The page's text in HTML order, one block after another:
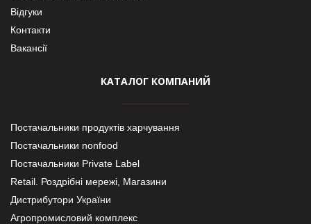
Відгуки
Контакти
Вакансії
КАТАЛОГ КОМПАНИЙ
Постачальники продуктів харчування
Постачальники nonfood
Постачальники Private Label
Retail. Роздрібні мережі, Магазини
Дистрибутори України
Агропромисловий комплекс